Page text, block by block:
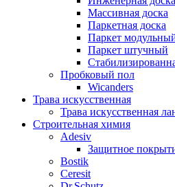
Массивная доска
Паркетная доска
Паркет
Паркет штучный
Пробковый пол
Wicanders
Трава искусственная
Трава искусственная
Строительная химия
Adesiv
Защитное
Bostik
Ceresit